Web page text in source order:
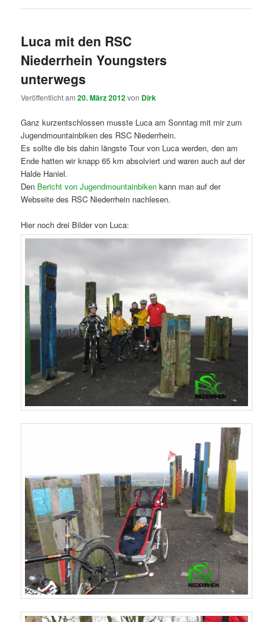
Luca mit den RSC
Niederrhein Youngsters
unterwegs
Veröffentlicht am20. März 2012von Dirk
Ganz kurzentschlossen musste Luca am Sonntag mit mir zum
Jugendmountainbiken des RSC Niederrhein.
Es sollte die bis dahin längste Tour von Luca werden, den am
Ende hatten wir knapp 65 km absolviert und waren auch auf der
Halde Haniel.
Den Bericht von Jugendmountainbiken kann man auf der
Webseite des RSC Niederrhein nachlesen.
Hier noch drei Bilder von Luca: